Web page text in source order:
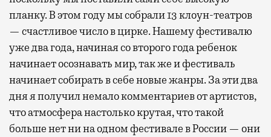
планку. В этом году мы собрали 13 клоун-театров
— счастливое число в цирке. Нашему фестивалю
уже два года, начиная со второго года ребенок
начинает осознавать мир, так же и фестиваль
начинает собирать в себе новые жанры. За эти два
дня я получил немало комментариев от артистов,
что атмосфера настолько крутая, что такой
больше нет ни на одном фестивале в России — они